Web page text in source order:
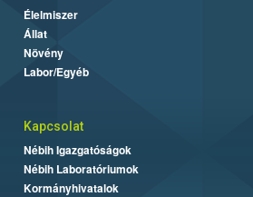
Élelmiszer
Állat
Növény
Labor/Egyéb
Kapcsolat
Nébih Igazgatóságok
Nébih Laboratóriumok
Kormányhivatalok